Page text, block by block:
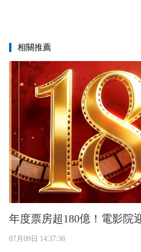
相關推薦
年度票房超180億！電影院
07月09日 14:37:36